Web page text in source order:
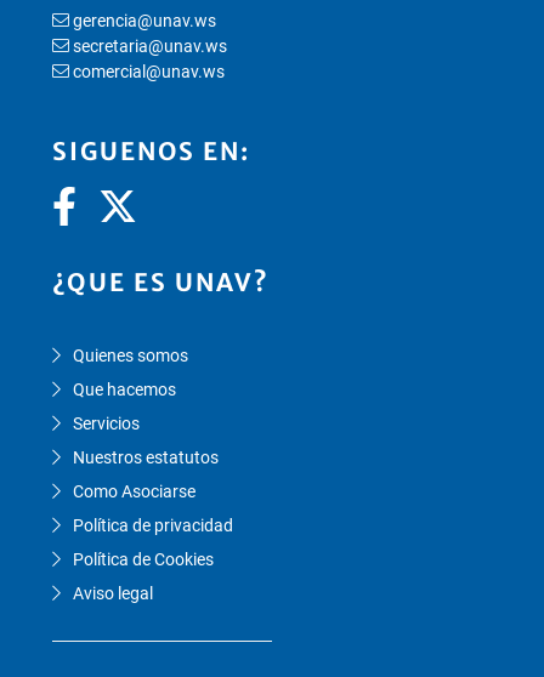
gerencia@unav.ws
secretaria@unav.ws
comercial@unav.ws
SIGUENOS EN:
¿QUE ES UNAV?
Quienes somos
Que hacemos
Servicios
Nuestros estatutos
Como Asociarse
Política de privacidad
Política de Cookies
Aviso legal